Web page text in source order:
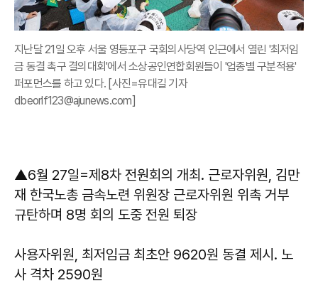
지난달 21일 오후 서울 영등포구 국회의사당역 인근에서 열린 '최저임
금 동결 촉구 결의대회'에서 소상공인연합회원들이 '업종별 구분적용'
퍼포먼스를 하고 있다. [사진=유대길 기자
dbeorlf123@ajunews.com]
▲6월 27일=제8차 전원회의 개최. 근로자위원, 김만
재 한국노총 금속노련 위원장 근로자위원 위촉 거부
규탄하며 8명 회의 도중 전원 퇴장
사용자위원, 최저임금 최초안 9620원 동결 제시. 노
사 격차 2590원